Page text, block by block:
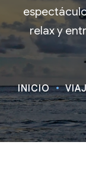
relax y
INICIO